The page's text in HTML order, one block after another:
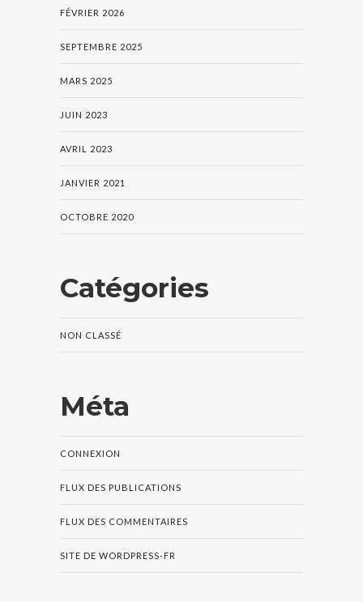
FÉVRIER 2026
SEPTEMBRE 2025
MARS 2025
JUIN 2023
AVRIL 2023
JANVIER 2021
OCTOBRE 2020
Catégories
NON CLASSÉ
Méta
CONNEXION
FLUX DES PUBLICATIONS
FLUX DES COMMENTAIRES
SITE DE WORDPRESS-FR